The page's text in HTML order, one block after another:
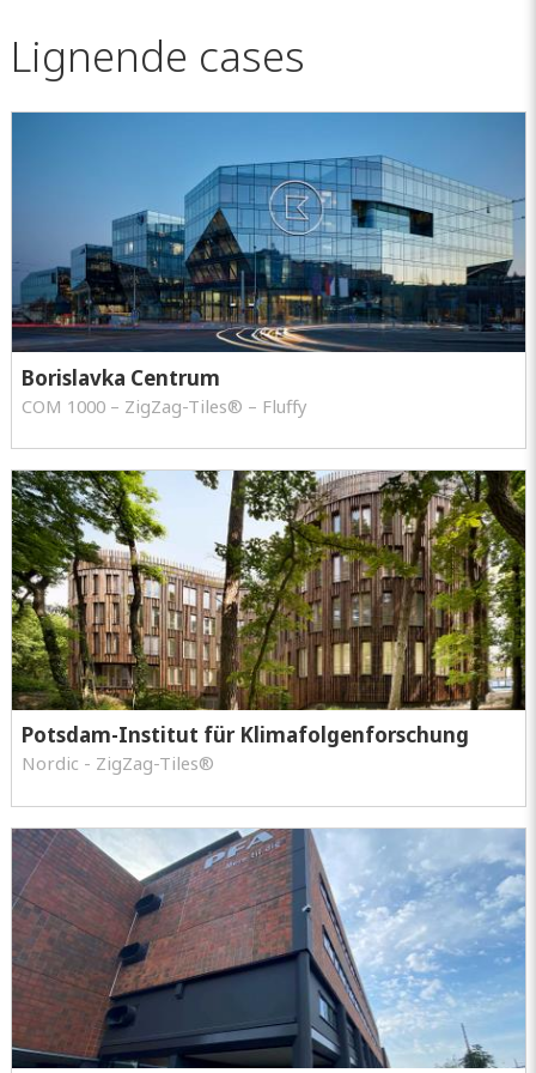
Lignende cases
Borislavka Centrum
COM 1000 – ZigZag-Tiles® – Fluffy
Potsdam-Institut für Klimafolgenforschung
Nordic - ZigZag-Tiles®